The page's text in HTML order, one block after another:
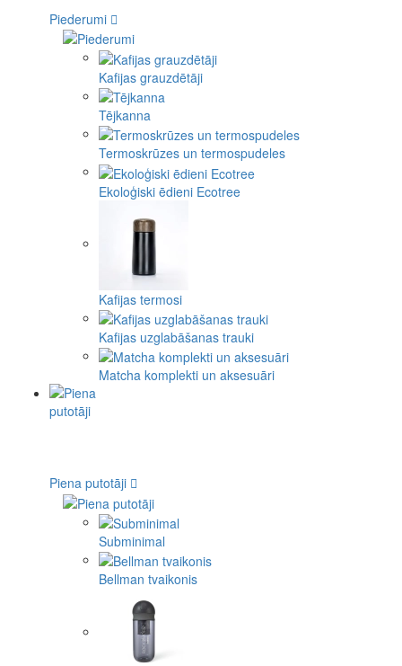
Piederumi
Kafijas grauzdētāji
Tējkanna
Termoskrūzes un termospudeles
Ekoloģiski ēdieni Ecotree
Kafijas termosi
Kafijas uzglabāšanas trauki
Matcha komplekti un aksesuāri
Piena putotāji
Subminimal
Bellman tvaikonis